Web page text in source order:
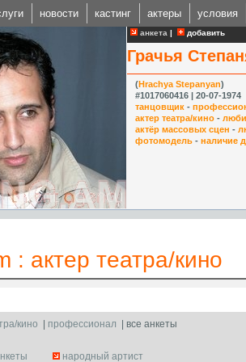
анкета | добавить
Грачья
(Hrachya Stepanyan)
#1017060416 | 20-07-1974
танцовщик -
актер театра/кино -
актёр массовых сцен -
фотомодель - наличие
: актер театра/кино
кино профессионал | все анкеты
народный артист
новости кастинг актеры условия